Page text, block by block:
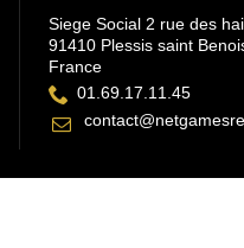
Siege Social 2 rue des
91410 Plessis saint
France
01.69.17.11.45